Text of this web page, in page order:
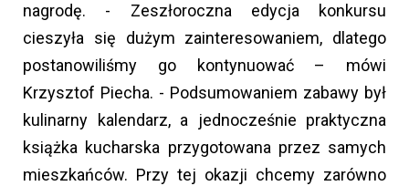
nagrodę. - Zeszłoroczna edycja konkursu
cieszyła się dużym zainteresowaniem, dlatego
postanowiliśmy go kontynuować – mówi
Krzysztof Piecha. - Podsumowaniem zabawy był
kulinarny kalendarz, a jednocześnie praktyczna
książka kucharska przygotowana przez samych
mieszkańców. Przy tej okazji chcemy zarówno